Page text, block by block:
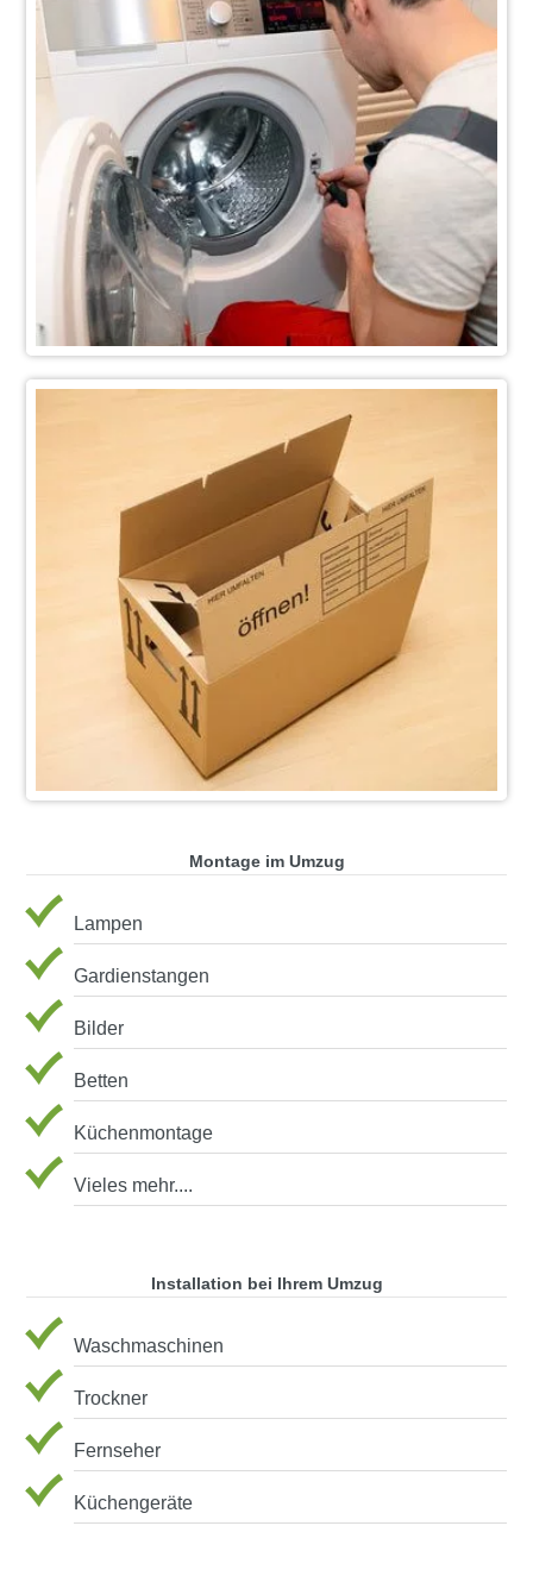
Montage im Umzug
Lampen
Gardienstangen
Bilder
Betten
Küchenmontage
Vieles mehr....
Installation bei Ihrem Umzug
Waschmaschinen
Trockner
Fernseher
Küchengeräte